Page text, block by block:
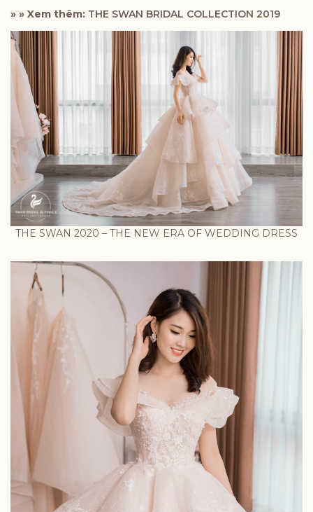
» » Xem thêm: THE SWAN BRIDAL COLLECTION 2019
THE SWAN 2020 – THE NEW ERA OF WEDDING DRESS